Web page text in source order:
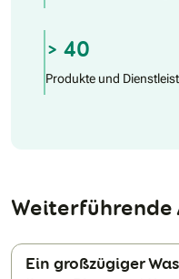
> 40
Produkte und
Weiterführende
Ein großzügiger